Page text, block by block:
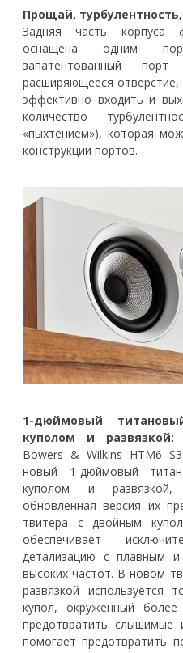
Прощай,
Задняя часть корпуса
оснащена одним
запатентованный
расширяющееся отверстие,
эффективно входить и
количество
«пыхтением»), которая
конструкции портов.
1-дюймовый
куполом и развязкой:
Bowers & Wilkins HTM6
новый 1-дюймовый
куполом и развязкой,
обновленная версия их
твитера с двойным
обеспечивает
детализацию с плавным и
высоких частот. В новом
развязкой используется
купол, окруженный
предотвратить слышимые
помогает предотвратить